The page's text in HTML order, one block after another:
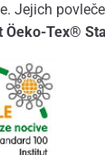
Jejich
Öeko-Tex®